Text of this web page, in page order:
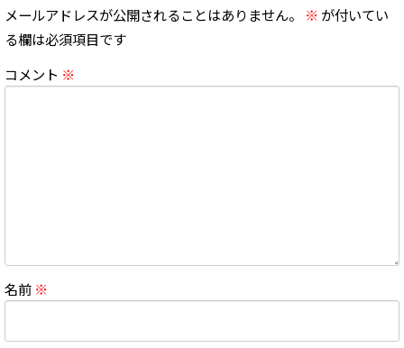
メールアドレスが公開されることはありません。 ※ が付いてい
る欄は必須項目です
コメント ※
名前 ※